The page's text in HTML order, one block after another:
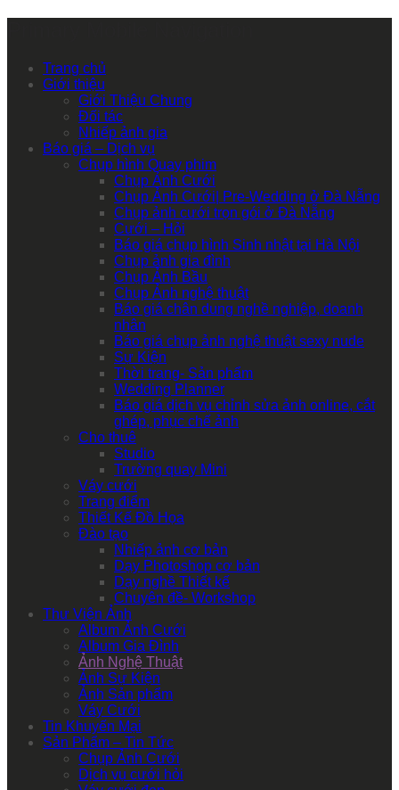
Trang chủ
Giới thiệu
Giới Thiệu Chung
Đối tác
Nhiếp ảnh gia
Báo giá – Dịch vụ
Chụp hình Quay phim
Chụp Ảnh Cưới
Chụp Ảnh Cưới| Pre-Wedding ở Đà Nẵng
Chụp ảnh cưới trọn gói ở Đà Nẵng
Cưới – Hỏi
Báo giá chụp hình Sinh nhật tại Hà Nội
Chụp ảnh gia đình
Chụp Ảnh Bầu
Chụp Ảnh nghệ thuật
Báo giá chân dung nghề nghiệp, doanh
nhân
Báo giá chụp ảnh nghệ thuật sexy nude
Sự Kiện
Thời trang- Sản phẩm
Wedding Planner
Báo giá dịch vụ chỉnh sửa ảnh online, cắt
ghép, phục chế ảnh
Cho thuê
Studio
Trường quay Mini
Váy cưới
Trang điểm
Thiết Kế Đồ Họa
Đào tạo
Nhiếp ảnh cơ bản
Dạy Photoshop cơ bản
Dạy nghề Thiết kế
Chuyên đề- Workshop
Thư Viện Ảnh
Album Ảnh Cưới
Album Gia Đình
Ảnh Nghệ Thuật
Ảnh Sự Kiện
Ảnh Sản phẩm
Váy Cưới
Tin Khuyến Mại
Sản Phẩm – Tin Tức
Chụp Ảnh Cưới
Dịch vụ cưới hỏi